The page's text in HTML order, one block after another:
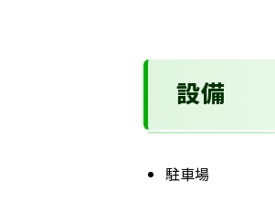
設備
駐車場